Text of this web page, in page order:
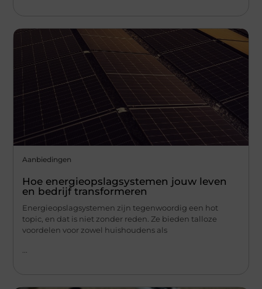
Aanbiedingen
Hoe energieopslagsystemen jouw leven
en bedrijf transformeren
Energieopslagsystemen zijn tegenwoordig een hot
topic, en dat is niet zonder reden. Ze bieden talloze
voordelen voor zowel huishoudens als